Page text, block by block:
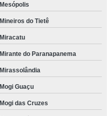
Mesópolis
Mineiros do Tietê
Miracatu
Mirante do Paranapanema
Mirassolândia
Mogi Guaçu
Mogi das Cruzes